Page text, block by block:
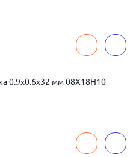
0.9x0.6x32 мм 08Х18Н10